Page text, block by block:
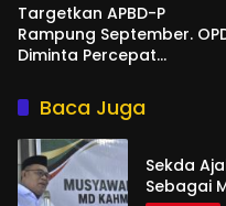
Targetkan APBD-P
Rampung September.
Diminta Percepat
Baca Juga
Sekda
Sebagai